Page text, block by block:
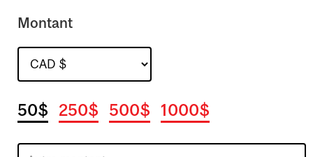
Montant
50$ 250$ 500$ 1000$